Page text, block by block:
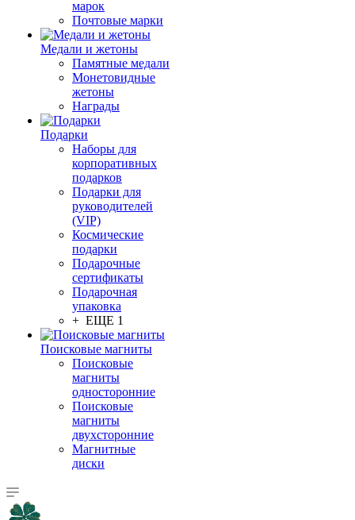
марок
Почтовые марки
Медали и жетоны
Памятные медали
Монетовидные
жетоны
Награды
Подарки
Наборы для
корпоративных
подарков
Подарки для
руководителей
(VIP)
Космические
подарки
Подарочные
сертификаты
Подарочная
упаковка
+ ЕЩЕ 1
Поисковые магниты
Поисковые
магниты
односторонние
Поисковые
магниты
двухсторонние
Магнитные
диски